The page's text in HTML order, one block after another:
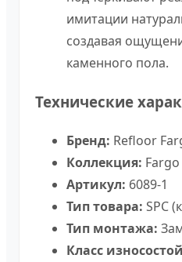
имитации
создавая
каменного пола.
Технические
Бренд: Refloor
Коллекция:
Артикул: 6089-1
Тип товара: SPC
Тип монтажа:
Класс